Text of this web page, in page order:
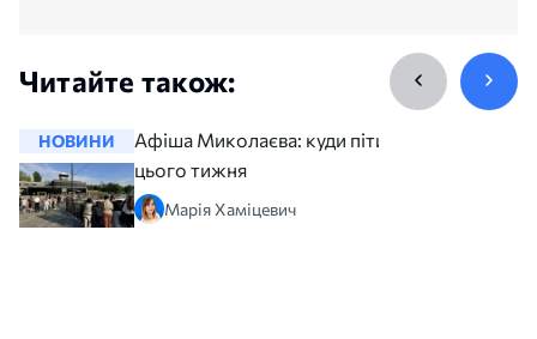
Читайте також:
НОВИНИ
Афіша Миколаєва: куди піти
цього тижня
Марія Хаміцевич